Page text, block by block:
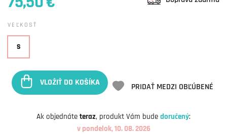
VEĽKOSŤ
S
VLOŽIŤ DO KOŠÍKA PRIDAŤ MEDZI OBĽÚBENÉ
Ak objednáte teraz, produkt Vám bude doručený:
v pondelok, 10. 08. 2026